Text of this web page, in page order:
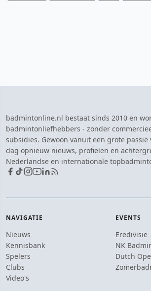
badmintonline.nl bestaat sinds 2010 en
badmintonliefhebbers - zonder
subsidies. Gewoon vanuit een grote passie
dag opnieuw nieuws, profielen en
Nederlandse en internationale
NAVIGATIE
Nieuws
Kennisbank
Spelers
Clubs
Video's
EVENTS
Eredivisie
NK
Dutch